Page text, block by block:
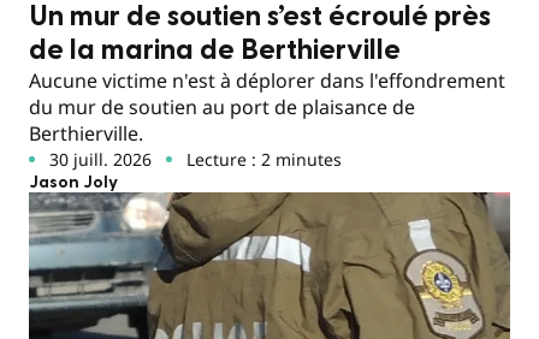
Un mur de soutien s’est écroulé près
de la marina de Berthierville
Aucune victime n'est à déplorer dans l'effondrement
du mur de soutien au port de plaisance de
Berthierville.
30 juill. 2026 Lecture : 2 minutes
Jason Joly